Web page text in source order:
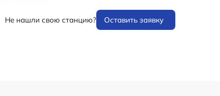
Не нашли свою станцию? Оставить заявку